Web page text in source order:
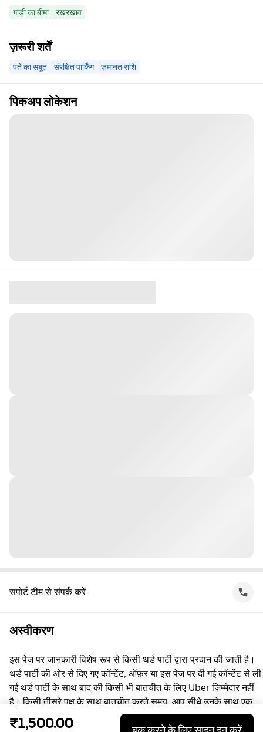
गाड़ी का बीमा रखरखाव
ज़रूरी शर्तें
पते का सबूत संरक्षित पार्किंग ज़मानत राशि
पिकअप लोकेशन
सपोर्ट टीम से संपर्क करें
अस्वीकरण
इस पेज पर जानकारी विशेष रूप से किसी थर्ड पार्टी द्वारा प्रदान की जाती है।
थर्ड पार्टी की ओर से दिए गए कॉन्टेंट, ऑफ़र या इस पेज पर दी गई कॉन्टेंट से ली
गई थर्ड पार्टी के साथ बाद की किसी भी बातचीत के लिए Uber ज़िम्मेदार नहीं
है। किसी तीसरे पक्ष के साथ बातचीत करते समय, आप सीधे उनके साथ एक
समझौता करते हैं, जिसमें Uber पक्षकार नहीं है। सवाल पूछने के लिए, कृपया
₹1,500.00